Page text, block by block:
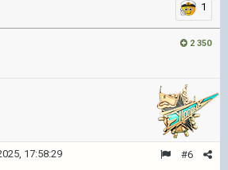
1
2 350
#6
17:58:29